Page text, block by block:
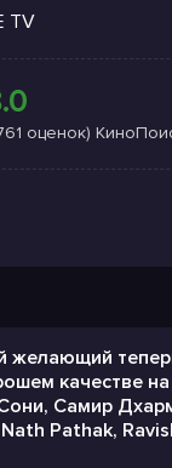
TV
оценок)
желающий
качестве
Самир
Pathak,